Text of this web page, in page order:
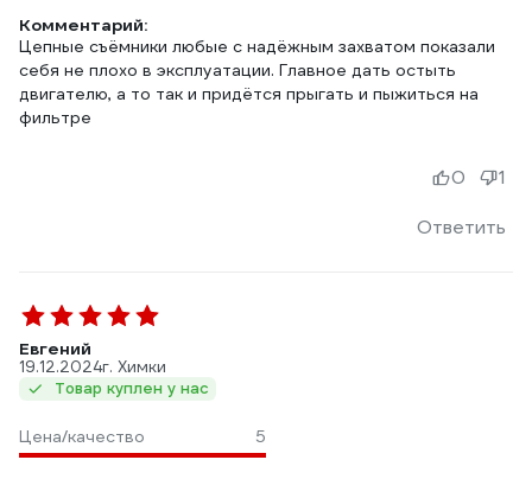
Комментарий:
Цепные съёмники любые с надёжным захватом показали
себя не плохо в эксплуатации. Главное дать остыть
двигателю, а то так и придётся прыгать и пыжиться на
фильтре
Ответить
0 1
Евгений
19.12.2024г. Химки
Товар куплен у нас
Цена/качество 5